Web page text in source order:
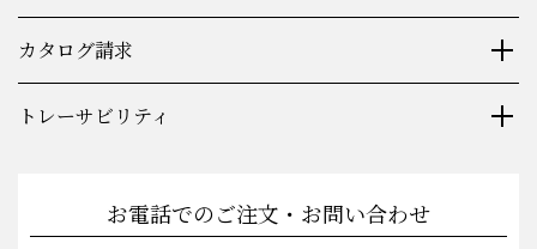
カタログ請求
トレーサビリティ
お電話でのご注文・お問い合わせ